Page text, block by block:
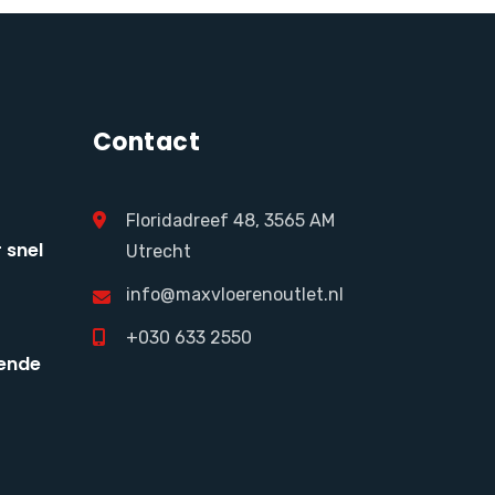
Contact
Floridadreef 48, 3565 AM
Utrecht
info@maxvloerenoutlet.nl
+030 633 2550